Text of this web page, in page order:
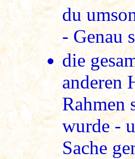
du
- Genau
die
anderen
Rahmen
wurde -
Sache